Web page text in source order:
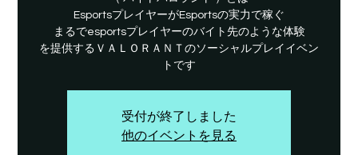
EsportsプレイヤーがEsportsの実力で稼ぐ
​まるでesportsプレイヤーのバイト先のような体験
を提供するＶＡＬＯＲＡＮＴのソーシャルプレイイベン
トです
受付が終了しました
他のイベントを見る